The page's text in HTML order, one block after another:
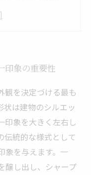
根設計の工夫
印象の重要性
観を決定づける最も
状は建物のシルエッ
印象を大きく左右し
伝統的な様式として
象を与えます。一
醸し出し、シャープ